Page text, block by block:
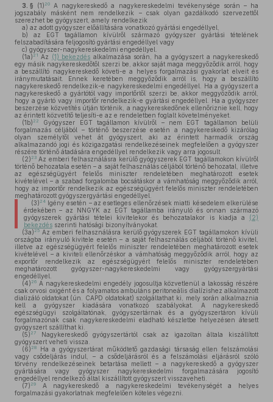
3. § (1) 20
A nagykereskedő a nagykereskedelmi tevékenysége során – ha
jogszabály másként nem rendelkezik – csak olyan gazdálkodó szervezettől
szerezhet be gyógyszert, amely rendelkezik
a) az adott gyógyszer előállítására vonatkozó gyártási engedéllyel,
b) az EGT tagállamon kívülről származó gyógyszer gyártási tételének
felszabadítására feljogosító gyártási engedéllyel vagy
c) gyógyszer-nagykereskedelmi engedéllyel.
(1a) 21 Az (1) bekezdés alkalmazása során, ha a gyógyszert a nagykereskedő
egy másik nagykereskedőtől szerzi be, akkor saját maga meggyőződik arról, hogy
a beszállító nagykereskedő követi-e a helyes forgalmazási gyakorlat elveit és
iránymutatásait. Ennek keretében meggyőződik arról is, hogy a beszállító
nagykereskedő rendelkezik-e nagykereskedelmi engedéllyel. Ha a gyógyszert a
nagykereskedő a gyártótól vagy importőrtől szerzi be, akkor meggyőződik arról,
hogy a gyártó vagy importőr rendelkezik-e gyártási engedéllyel. Ha a gyógyszer
beszerzése közvetítés útján történik, a nagykereskedőnek ellenőriznie kell, hogy
az érintett közvetítő teljesíti-e az e rendeletben foglalt követelményeket.
(1b) 22
Gyógyszer EGT tagállamon kívülről – nem EGT tagállamon belüli
forgalmazás céljából – történő beszerzése esetén a nagykereskedő kizárólag
olyan személytől vehet át gyógyszert, aki az érintett harmadik ország
alkalmazandó jogi és közigazgatási rendelkezéseinek megfelelően a gyógyszer
részére történő átadására engedéllyel rendelkezik vagy arra jogosult.
(2) 23 Az emberi felhasználásra kerülő gyógyszerek EGT tagállamokon kívülről
történő behozatala esetén – a saját felhasználás céljából történő behozatal, illetve
az egészségügyért felelős miniszter rendeletében meghatározott esetek
kivételével – a szabad forgalomba bocsátáskor a vámhatóság meggyőződik arról,
hogy az importőr rendelkezik az egészségügyért felelős miniszter rendeletében
meghatározott gyógyszergyártási engedéllyel.
(3) 24Igény esetén – az esetleges ellenőrzések miatti késedelem elkerülése
érdekében – az NNGYK az EGT tagállamba irányuló és onnan származó
gyógyszerek gyártási tételei kivitelekor és behozatalakor is kiadja a (2)
bekezdésszerinti hatósági bizonyítványokat.
(3a) 25 Az emberi felhasználásra kerülő gyógyszerek EGT tagállamokon kívüli
országba irányuló kivitele esetén – a saját felhasználás céljából történő kivitel,
illetve az egészségügyért felelős miniszter rendeletében meghatározott esetek
kivételével – a kiviteli ellenőrzéskor a vámhatóság meggyőződik arról, hogy az
exportőr rendelkezik az egészségügyért felelős miniszter rendeletében
meghatározott gyógyszer-nagykereskedelmi vagy gyógyszergyártási
engedéllyel.
(4) 26 A nagykereskedelmi engedély jogosultja közvetlenül a lakosság részére
csak orvosi oxigént és a folyamatos ambuláns peritoneális dialízishez alkalmazott
dializáló oldatokat (ún. CAPD oldatokat) szolgáltathat ki, mely során alkalmaznia
kell a gyógyszer kiadására vonatkozó szabályokat. A nagykereskedő
egészségügyi szolgáltatónak, gyógyszertárnak és a gyógyszertáron kívüli
forgalmazónak csak nagykereskedelmi eladható készletbe helyezésen átesett
gyógyszert szállíthat ki.
(5) 27
Nagykereskedő gyógyszertártól csak az igazoltan általa kiszállított
gyógyszert veheti vissza.
(6) 28
Ha a gyógyszertárat működtető gazdasági társaság ellen felszámolási
vagy csődeljárás indul, – a csődeljárásról és a felszámolási eljárásról szóló
törvény rendelkezéseinek betartása mellett – a nagykereskedő a gyógyszer
gyártására vagy gyógyszer nagykereskedelmi forgalmazására jogosító
engedéllyel rendelkező által kiszállított gyógyszert visszaveheti.
(7) 29
A nagykereskedő a nagykereskedelmi tevékenységét a helyes
forgalmazási gyakorlatnak megfelelően köteles végezni.